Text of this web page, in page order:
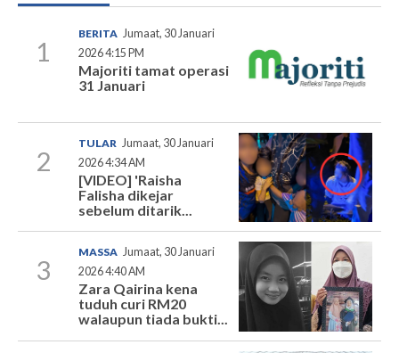
1
BERITA Jumaat, 30 Januari
2026 4:15 PM
Majoriti tamat operasi
31 Januari
2
TULAR Jumaat, 30 Januari
2026 4:34 AM
[VIDEO] 'Raisha
Falisha dikejar
sebelum ditarik...
3
MASSA Jumaat, 30 Januari
2026 4:40 AM
Zara Qairina kena
tuduh curi RM20
walaupun tiada bukti...